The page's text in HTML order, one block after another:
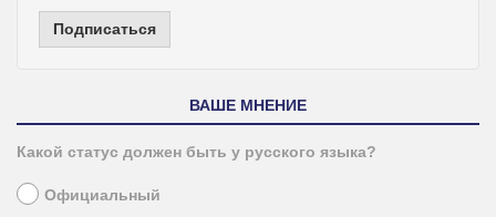
Подписаться
ВАШЕ МНЕНИЕ
Какой статус должен быть у русского языка?
Официальный